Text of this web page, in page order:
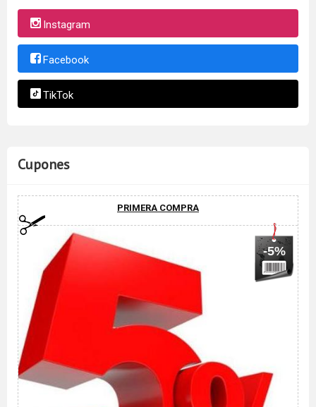
Instagram
Facebook
TikTok
Cupones
PRIMERA COMPRA
-5%